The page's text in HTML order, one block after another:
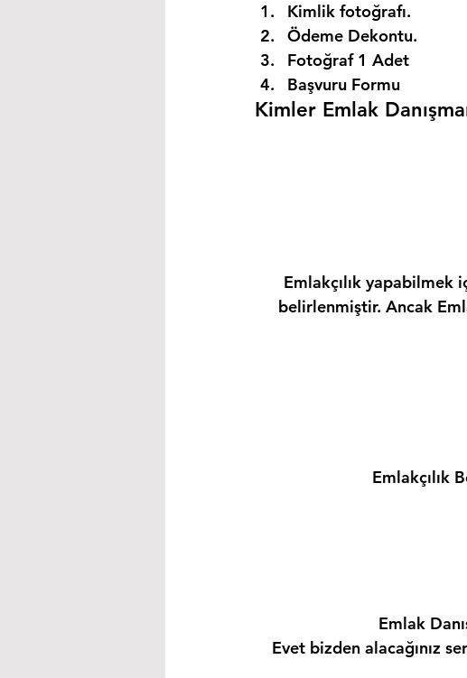
Kimlik fotoğrafı.
Ödeme Dekontu.
Fotoğraf 1 Adet
Başvuru Formu
Kimler Emlak
Emlakçılık
belirlenmiştir. Ancak
Emlakçılık
Emlak
Evet bizden alacağınız